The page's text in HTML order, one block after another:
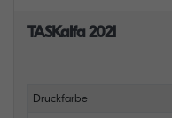
TASKalfa 2021
Druckfarbe